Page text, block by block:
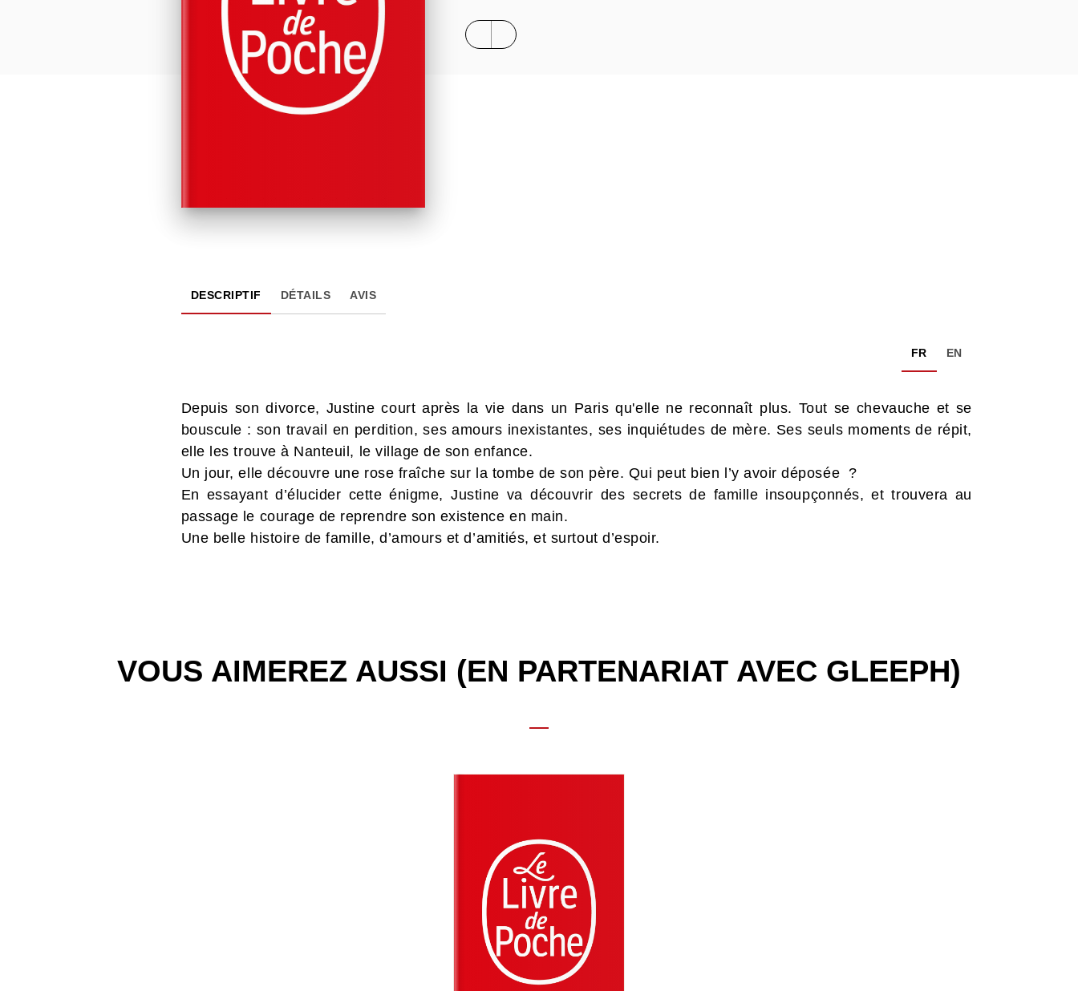
DESCRIPTIF DÉTAILS AVIS
FR EN
Depuis son divorce, Justine court après la vie dans un Paris qu'elle ne reconnaît plus. Tout se chevauche et se
bouscule : son travail en perdition, ses amours inexistantes, ses inquiétudes de mère. Ses seuls moments de répit,
elle les trouve à Nanteuil, le village de son enfance.
Un jour, elle découvre une rose fraîche sur la tombe de son père. Qui peut bien l’y avoir déposée ?
En essayant d’élucider cette énigme, Justine va découvrir des secrets de famille insoupçonnés, et trouvera au
passage le courage de reprendre son existence en main.
Une belle histoire de famille, d’amours et d’amitiés, et surtout d’espoir.
VOUS AIMEREZ AUSSI (EN PARTENARIAT AVEC GLEEPH)